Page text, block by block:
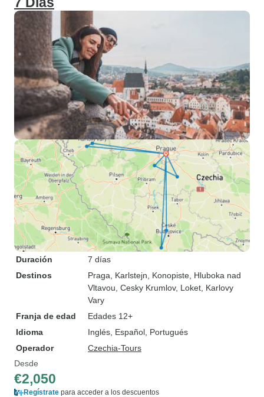
Duración
7 días
Destinos
Praga , Karlstejn , Konopiste , Hluboka nad
Vltavou , Cesky Krumlov, Loket , Karlovy
Vary
Franja de edad
Edades 12+
Idioma
Inglés, Español, Portugués
Operador
Czechia-Tours
Desde
€2,050
Regístrate para acceder a los descuentos